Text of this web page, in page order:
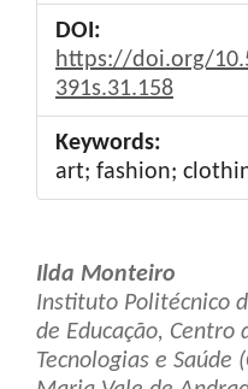
DOI:
https://doi.org/
391s.31.158
Keywords:
art; fashion;
Main
Article
Content
Ilda Monteiro
Instituto Politécnico
de Educação, Centro
Tecnologias e Saúde